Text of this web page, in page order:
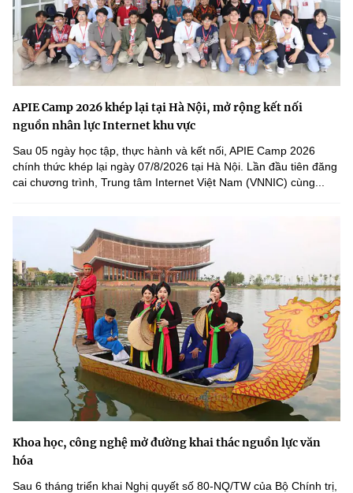
APIE Camp 2026 khép lại tại Hà Nội, mở rộng kết nối
nguồn nhân lực Internet khu vực
Sau 05 ngày học tập, thực hành và kết nối, APIE Camp 2026
chính thức khép lại ngày 07/8/2026 tại Hà Nội. Lần đầu tiên đăng
cai chương trình, Trung tâm Internet Việt Nam (VNNIC) cùng...
Khoa học, công nghệ mở đường khai thác nguồn lực văn
hóa
Sau 6 tháng triển khai Nghị quyết số 80-NQ/TW của Bộ Chính trị,